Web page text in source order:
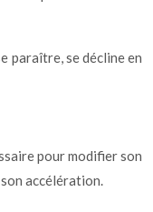
paraître, se décline en
pour modifier son
accélération.